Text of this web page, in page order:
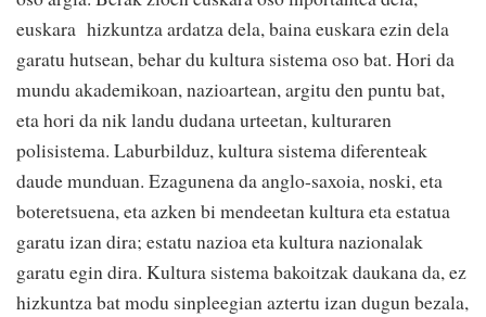
euskara hizkuntza ardatza dela, baina euskara ezin dela
garatu hutsean, behar du kultura sistema oso bat. Hori da
mundu akademikoan, nazioartean, argitu den puntu bat,
eta hori da nik landu dudana urteetan, kulturaren
polisistema. Laburbilduz, kultura sistema diferenteak
daude munduan. Ezagunena da anglo-saxoia, noski, eta
boteretsuena, eta azken bi mendeetan kultura eta estatua
garatu izan dira; estatu nazioa eta kultura nazionalak
garatu egin dira. Kultura sistema bakoitzak daukana da, ez
hizkuntza bat modu sinpleegian aztertu izan dugun bezala,